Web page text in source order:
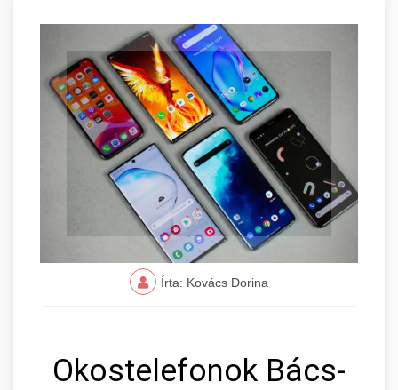
Írta: Kovács Dorina
Okostelefonok Bács-